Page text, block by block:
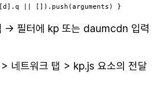
|| []).push(arguments) }
→ 필터에 kp 또는 daumcdn 입력